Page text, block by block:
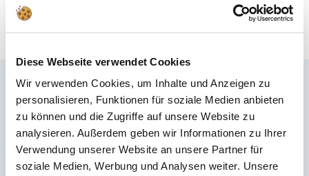
Diese Webseite verwendet Cookies
Wir verwenden Cookies, um Inhalte und Anzeigen zu
personalisieren, Funktionen für soziale Medien anbieten
zu können und die Zugriffe auf unsere Website zu
analysieren. Außerdem geben wir Informationen zu Ihrer
Verwendung unserer Website an unsere Partner für
soziale Medien, Werbung und Analysen weiter. Unsere
Často kladené otázky
Nenašli jste správnou odpověď v FAQ nebo byste se chtěli dozvědět více
o našich produktech? NašeZákaznický servisje na vaší straně s radou a
podporou – rychle, kompetentně a osobně. Bez ohledu na to, zda jde o
technické detaily, náhradní díly nebo tipy k použití: jsme tu pro vás.